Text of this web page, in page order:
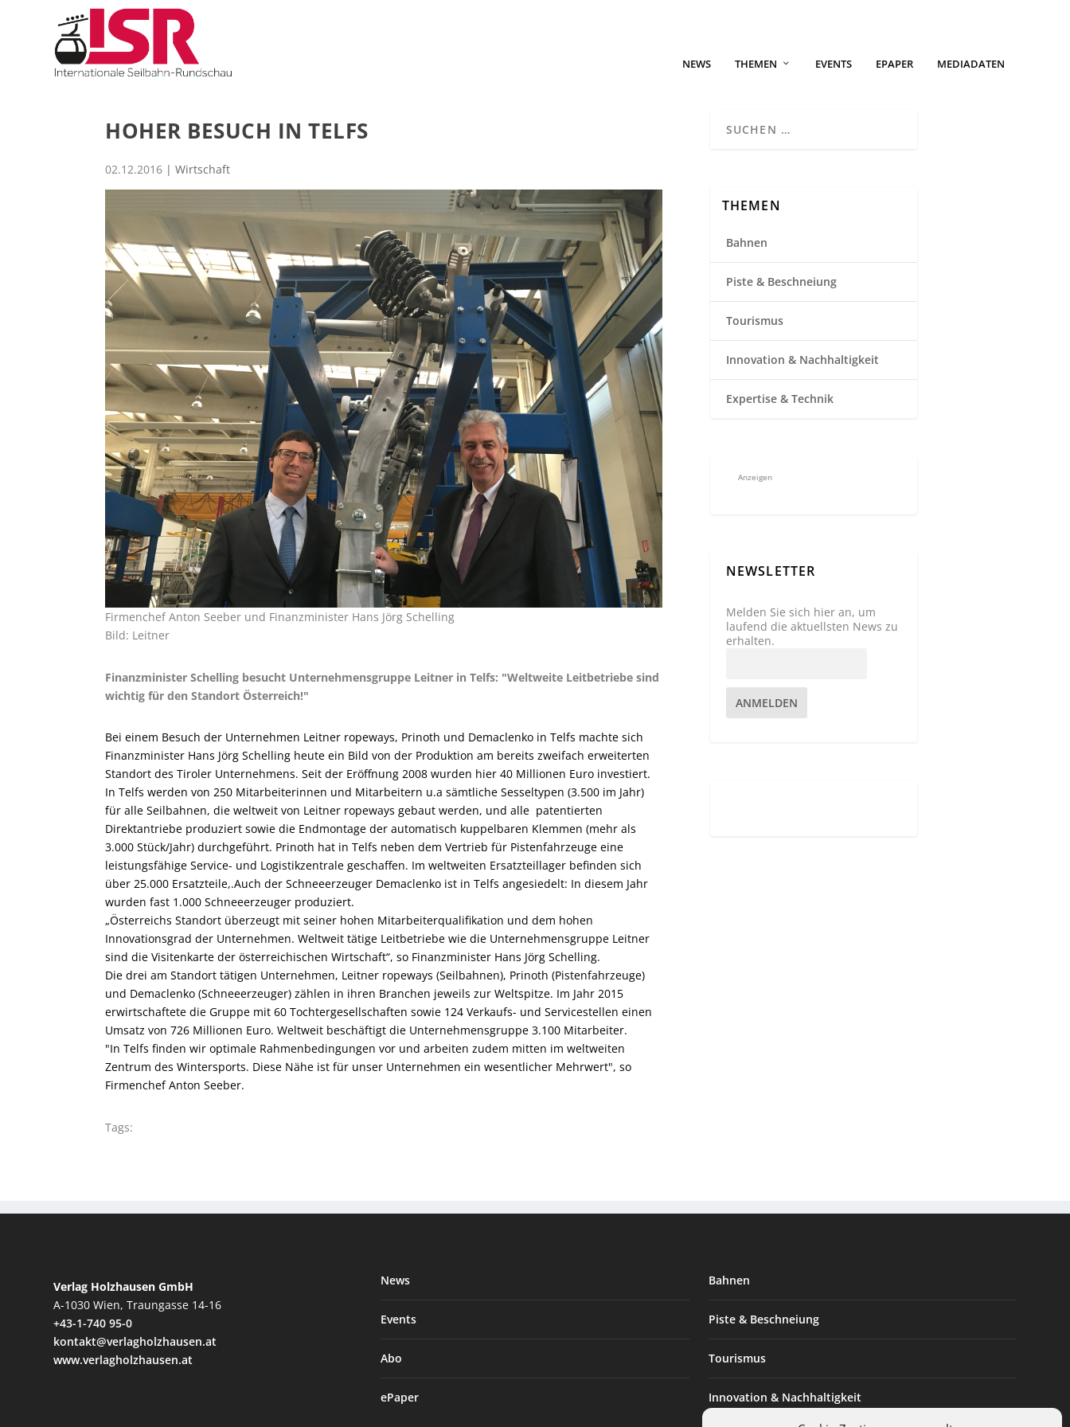
NEWS THEMEN EVENTS EPAPER MEDIADATEN
HOHER BESUCH IN TELFS
02.12.2016 | Wirtschaft
Firmenchef Anton Seeber und Finanzminister Hans Jörg Schelling
Bild: Leitner
Finanzminister Schelling besucht Unternehmensgruppe Leitner in Telfs: "Weltweite Leitbetriebe sind
wichtig für den Standort Österreich!"
Bei einem Besuch der Unternehmen Leitner ropeways, Prinoth und Demaclenko in Telfs machte sich
Finanzminister Hans Jörg Schelling heute ein Bild von der Produktion am bereits zweifach erweiterten
Standort des Tiroler Unternehmens. Seit der Eröffnung 2008 wurden hier 40 Millionen Euro investiert.
In Telfs werden von 250 Mitarbeiterinnen und Mitarbeitern u.a sämtliche Sesseltypen (3.500 im Jahr)
für alle Seilbahnen, die weltweit von Leitner ropeways gebaut werden, und alle patentierten
Direktantriebe produziert sowie die Endmontage der automatisch kuppelbaren Klemmen (mehr als
3.000 Stück/Jahr) durchgeführt. Prinoth hat in Telfs neben dem Vertrieb für Pistenfahrzeuge eine
leistungsfähige Service- und Logistikzentrale geschaffen. Im weltweiten Ersatzteillager befinden sich
über 25.000 Ersatzteile,.Auch der Schneeerzeuger Demaclenko ist in Telfs angesiedelt: In diesem Jahr
wurden fast 1.000 Schneeerzeuger produziert.
„Österreichs Standort überzeugt mit seiner hohen Mitarbeiterqualifikation und dem hohen
Innovationsgrad der Unternehmen. Weltweit tätige Leitbetriebe wie die Unternehmensgruppe Leitner
sind die Visitenkarte der österreichischen Wirtschaft“, so Finanzminister Hans Jörg Schelling.
Die drei am Standort tätigen Unternehmen, Leitner ropeways (Seilbahnen), Prinoth (Pistenfahrzeuge)
und Demaclenko (Schneeerzeuger) zählen in ihren Branchen jeweils zur Weltspitze. Im Jahr 2015
erwirtschaftete die Gruppe mit 60 Tochtergesellschaften sowie 124 Verkaufs- und Servicestellen einen
Umsatz von 726 Millionen Euro. Weltweit beschäftigt die Unternehmensgruppe 3.100 Mitarbeiter.
"In Telfs finden wir optimale Rahmenbedingungen vor und arbeiten zudem mitten im weltweiten
Zentrum des Wintersports. Diese Nähe ist für unser Unternehmen ein wesentlicher Mehrwert", so
Firmenchef Anton Seeber.
Tags:
THEMEN
Bahnen
Piste & Beschneiung
Tourismus
Innovation & Nachhaltigkeit
Expertise & Technik
Anzeigen
NEWSLETTER
Melden Sie sich hier an, um
laufend die aktuellsten News zu
erhalten.
ANMELDEN
Verlag Holzhausen GmbH
A-1030 Wien, Traungasse 14-16
+43-1-740 95-0
kontakt@verlagholzhausen.at
www.verlagholzhausen.at
News
Events
Abo
ePaper
Bahnen
Piste & Beschneiung
Tourismus
Innovation & Nachhaltigkeit